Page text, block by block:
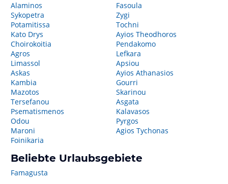
Alaminos
Sykopetra
Potamitissa
Kato Drys
Choirokoitia
Agros
Limassol
Askas
Kambia
Mazotos
Tersefanou
Psematismenos
Odou
Maroni
Foinikaria
Fasoula
Zygi
Tochni
Ayios Theodhoros
Pendakomo
Lefkara
Apsiou
Ayios Athanasios
Gourri
Skarinou
Asgata
Kalavasos
Pyrgos
Agios Tychonas
Beliebte Urlaubsgebiete
Famagusta